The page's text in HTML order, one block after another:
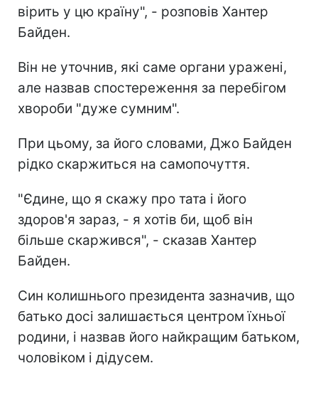
вірить у цю країну", - розповів Хантер
Байден.
Він не уточнив, які саме органи уражені,
але назвав спостереження за перебігом
хвороби "дуже сумним".
При цьому, за його словами, Джо Байден
рідко скаржиться на самопочуття.
"Єдине, що я скажу про тата і його
здоров'я зараз, - я хотів би, щоб він
більше скаржився", - сказав Хантер
Байден.
Син колишнього президента зазначив, що
батько досі залишається центром їхньої
родини, і назвав його найкращим батьком,
чоловіком і дідусем.